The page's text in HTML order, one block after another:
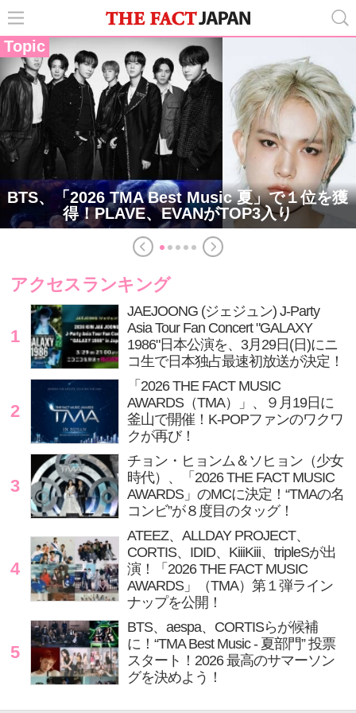
Topic
BTS、「2026 TMA Best Music 夏」で１位を獲
得！PLAVE、EVANがTOP3入り
アクセスランキング
1
JAEJOONG (ジェジュン) J-Party
Asia Tour Fan Concert "GALAXY
1986"日本公演を、3月29日(日)にニ
コ生で日本独占最速初放送が決定！
2
「2026 THE FACT MUSIC
AWARDS（TMA）」、９月19日に
釜山で開催！K-POPファンのワクワ
クが再び！
3
チョン・ヒョンム＆ソヒョン（少女
時代）、「2026 THE FACT MUSIC
AWARDS」のMCに決定！“TMAの名
コンビ”が８度目のタッグ！
4
ATEEZ、ALLDAY PROJECT、
CORTIS、IDID、KiiiKiii、tripleSが出
演！「2026 THE FACT MUSIC
AWARDS」（TMA）第１弾ライン
ナップを公開！
5
BTS、aespa、CORTISらが候補
に！“TMA Best Music - 夏部門” 投票
スタート！2026 最高のサマーソン
グを決めよう！